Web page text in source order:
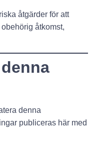
åtgärder för att
åtkomst,
denna
publiceras här med